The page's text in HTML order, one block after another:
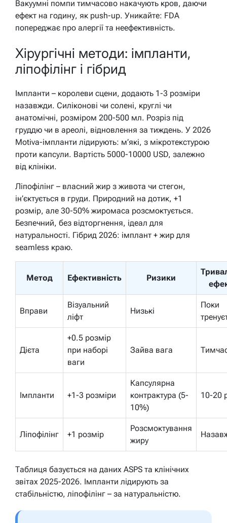
Вакуумні помпи тимчасово накачують кров, даючи
ефект на годину, як push-up. Уникайте: FDA
попереджає про алергії та неефективність.
Хірургічні методи: імпланти,
ліпофілінг і гібрид
Імпланти – королеви сцени, додають 1-3 розміри
назавжди. Силіконові чи солені, круглі чи
анатомічні, розміром 200-500 мл. Розріз під
груддю чи в ареолі, відновлення за тиждень. У 2026
Motiva-імпланти лідирують: м’які, з мікротекстурою
проти капсули. Вартість 5000-10000 USD, залежно
від клініки.
Ліпофілінг – власний жир з живота чи стегон,
ін’єктується в груди. Природний на дотик, +1
розмір, але 30-50% жиромаса розсмоктується.
Безпечний, без відторгнення, ідеал для
натуральності. Гібрид 2026: імплант + жир для
seamless краю.
Метод Ефективність Ризики
Вправи
Візуальний
ліфт
Низькі
Поки
Дієта
+0.5 розмір
при наборі
ваги
Зайва вага
Імпланти +1-3 розміри
Капсулярна
контрактура (5-
10%)
10-20
Ліпофілінг +1 розмір
Розсмоктування
жиру
Таблиця базується на даних ASPS та клінічних
звітах 2025-2026. Імпланти лідирують за
стабільністю, ліпофілінг – за натуральністю.